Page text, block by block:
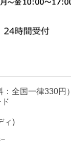
全国一律330円）
ィ)